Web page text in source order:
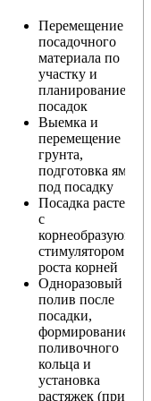
Перемещение
посадочного
материала по
участку и
планирование
посадок
Выемка и
перемещение
грунта,
подготовка ямы
под посадку
Посадка растения
с
корнеобразующим
стимулятором
роста корней
Одноразовый
полив после
посадки,
формирование
поливочного
кольца и
установка
растяжек (при